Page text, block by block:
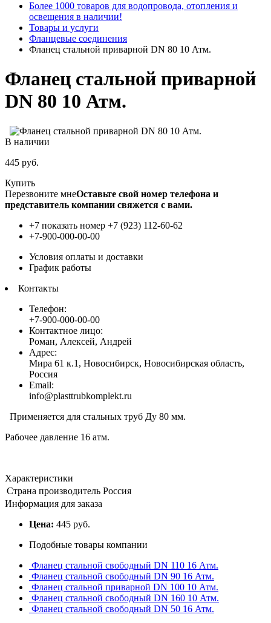
Более 1000 товаров для водопровода, отопления и
освещения в наличии!
Товары и услуги
Фланцевые соединения
Фланец стальной приварной DN 80 10 Атм.
Фланец стальной приварной
DN 80 10 Атм.
В наличии
445 руб.
Купить
Перезвоните мнеОставьте свой номер телефона и
представитель компании свяжется с вами.
+7 показать номер +7 (923) 112-60-62
+7-900-000-00-00
Условия оплаты и доставки
График работы
Контакты
Телефон:
+7-900-000-00-00
Контактное лицо:
Роман, Алексей, Андрей
Адрес:
Мира 61 к.1, Новосибирск, Новосибирская область,
Россия
Email:
info@plasttrubkomplekt.ru
Применяется для стальных труб Ду 80 мм.
Рабочее давление 16 атм.
Характеристики
Страна производитель Россия
Информация для заказа
Цена: 445 руб.
Подобные товары компании
Фланец стальной свободный DN 110 16 Атм.
Фланец стальной свободный DN 90 16 Атм.
Фланец стальной приварной DN 100 10 Атм.
Фланец стальной свободный DN 160 10 Атм.
Фланец стальной свободный DN 50 16 Атм.